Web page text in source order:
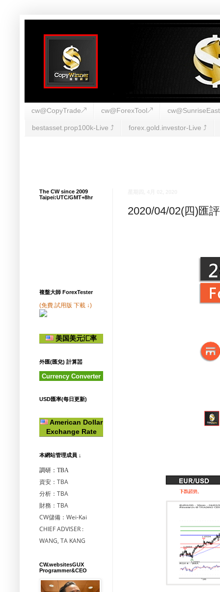
cw@CopyTrade↗ cw@ForexTool↗
bestasset.prop100k-Live ⤴︎ forex.gold.investor-Live ⤴︎
2020/04/02(四)匯
The CW since 2009
Taipei:UTC/GMT+8hr
複盤大師 ForexTester
(免費.試用版 下載 ↓)
美国美元汇率
外匯(匯兌) 計算噐
Currency Converter
USD匯率(每日更新)
American Dollar
Exchange Rate
本網站管理成員 ↓
調研：TBA
資安：TBA
分析：TBA
財務：TBA
CW儲備：Wei-Kai
CHIEF ADVISER :
WANG, TA KANG
CW.websitesGUX
Programmer&CEO